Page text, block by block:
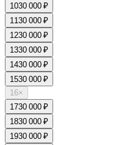
1030 000 ₽
1130 000 ₽
1230 000 ₽
1330 000 ₽
1430 000 ₽
1530 000 ₽
16×
1730 000 ₽
1830 000 ₽
1930 000 ₽